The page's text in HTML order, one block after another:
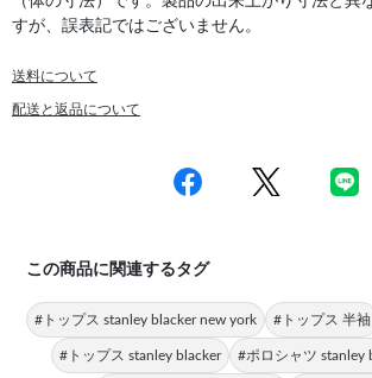
すが、誤表記ではございません。
送料について
配送と返品について
この商品に関連するタグ
#トップス stanley blacker new york #トップス 半袖
#トップス stanley blacker #ポロシャツ stanley